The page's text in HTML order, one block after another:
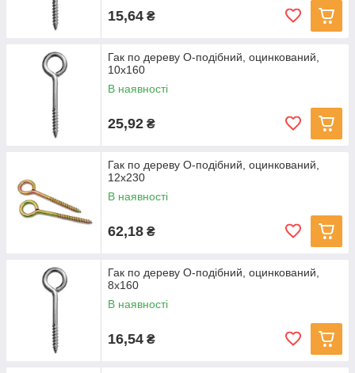
15,64 ₴
Гак по дереву О-подібний, оцинкований,
10x160
В наявності
25,92 ₴
Гак по дереву О-подібний, оцинкований,
12x230
В наявності
62,18 ₴
Гак по дереву О-подібний, оцинкований,
8x160
В наявності
16,54 ₴